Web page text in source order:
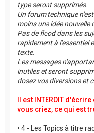
type seront supprimés.
Un forum technique
moins une idée nouvelle
Pas de flood dans les
rapidement à l'essentiel
texte.
Les messages
inutiles et seront
dosez vos diversions et
Il est INTERDIT
vous criez, ce qui est
• 4 - Les Topics à titre